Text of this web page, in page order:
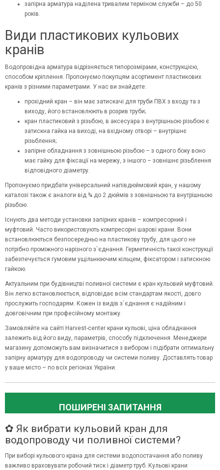
запірна арматура наділена тривалим терміном служби – до 50
років.
Види пластикових кульових
кранів
Водопровідна арматура відрізняється типорозмірами, конструкцією,
способом кріплення. Пропонуємо покупцям асортимент пластикових
кранів з різними параметрами. У нас ви знайдете:
прохідний кран – він має затискачі для труби ПВХ з входу та з
виходу, його встановлюють в розрив труби;
кран пластиковий з різьбою, в аксесуара з внутрішньою різьбою є
затискна гайка на виході, на вхідному отворі – внутрішнє
різьблення;
запірне обладнання з зовнішньою різьбою – з одного боку воно
має гайку для фіксації на мережу, з іншого – зовнішнє різьблення
відповідного діаметру.
Пропонуємо придбати універсальний напівдюймовий кран, у нашому
каталозі також є аналоги від ¾ до 2 дюймів з зовнішньою та внутрішньою
різьбою.
Існують два методи установки запірних кранів – компресорний і
муфтовий. Часто використовують компресорні шарові крани. Вони
встановлюються безпосередньо на пластикову трубу, для цього не
потрібно проміжного нарізного з`єднання. Герметичність такої конструкції
забезпечується гумовим ущільнюючим кільцем, фіксатором і затискною
гайкою.
Актуальним при будівництві поливної системи є кран кульовий муфтовий.
Він легко встановлюється, відповідає всім стандартам якості, довго
прослужить господарям. Кожен із видів з`єднання є надійним і
довговічним при професійному монтажу.
Замовляйте на сайті Harvest-center крани кульові, ціна обладнання
залежить від його виду, параметрів, способу підключення. Менеджери
магазину допоможуть вам визначитися з вибором і підібрати оптимальну
запірну арматуру для водопроводу чи системи поливу. Доставлять товар
у ваше місто – по всіх регіонах України.
ПОШИРЕНІ ЗАПИТАННЯ
✿ Як вибрати кульовий кран для
водопроводу чи поливної системи?
При виборі кульового крана для системи водопостачання або поливу
важливо враховувати робочий тиск і діаметр труб. Кульові крани